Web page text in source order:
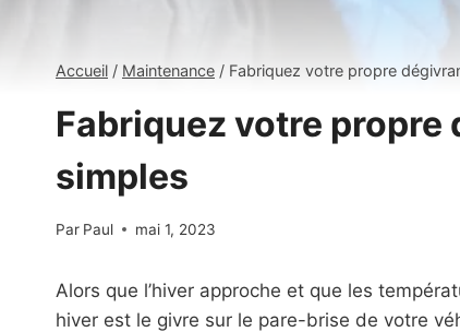
Accueil / Maintenance / Fabriquez votre propre
Fabriquez votre
simples
Par Paul mai 1, 2023
Alors que l’hiver approche et que les
hiver est le givre sur le pare-brise de votre